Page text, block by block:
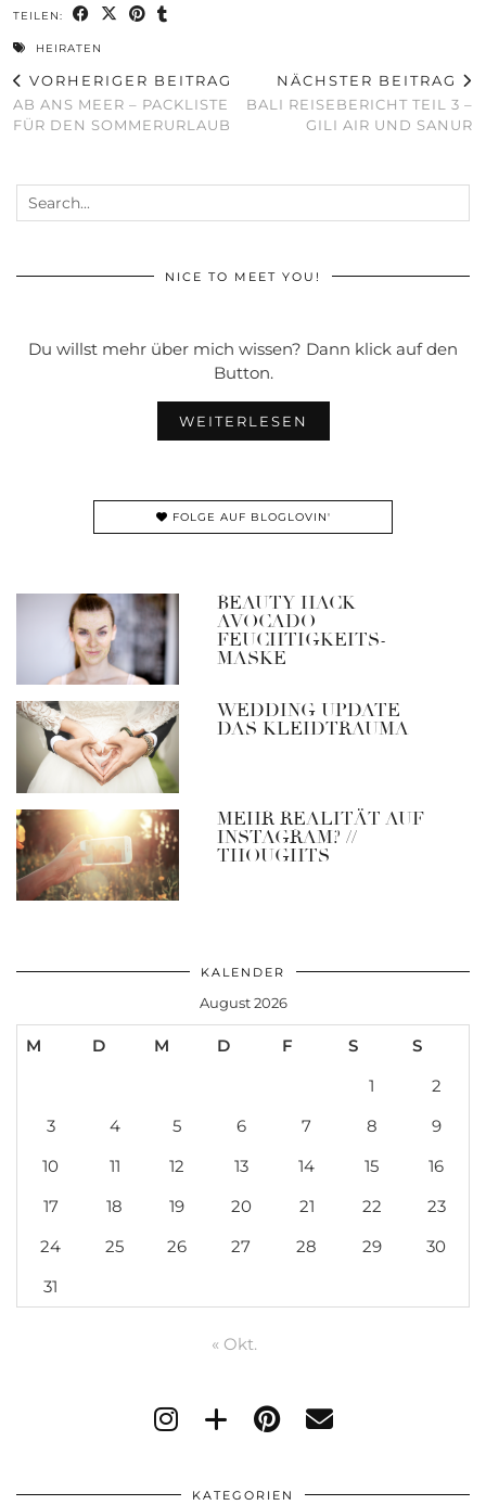
TEILEN:
HEIRATEN
VORHERIGER BEITRAG
AB ANS MEER – PACKLISTE
FÜR DEN SOMMERURLAUB
NÄCHSTER BEITRAG
BALI REISEBERICHT TEIL 3 –
GILI AIR UND SANUR
NICE TO MEET YOU!
Du willst mehr über mich wissen? Dann klick auf den
Button.
WEITERLESEN
FOLGE AUF BLOGLOVIN'
BEAUTY HACK –
AVOCADO
FEUCHTIGKEITS-
MASKE
WEDDING UPDATE –
DAS KLEIDTRAUMA
MEHR REALITÄT AUF
INSTAGRAM? //
THOUGHTS
KALENDER
August 2026
M D M D F S
S
1
2
3
4 5 6 7 8
9
10
11 12 13 14 15
16
17
18 19 20 21 22
23
24
25 26 27 28 29
30
31
« Okt.
KATEGORIEN